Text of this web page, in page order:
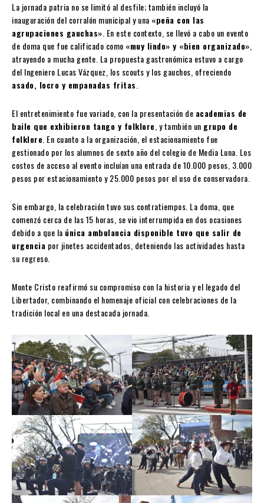
La jornada patria no se limitó al desfile; también incluyó la
inauguración del corralón municipal y una «peña con las
agrupaciones gauchas». En este contexto, se llevó a cabo un evento
de doma que fue calificado como «muy lindo» y «bien organizado»,
atrayendo a mucha gente. La propuesta gastronómica estuvo a cargo
del Ingeniero Lucas Vázquez, los scouts y los gauchos, ofreciendo
asado, locro y empanadas fritas.
El entretenimiento fue variado, con la presentación de academias de
baile que exhibieron tango y folklore, y también un grupo de
folklore. En cuanto a la organización, el estacionamiento fue
gestionado por los alumnos de sexto año del colegio de Media Luna. Los
costos de acceso al evento incluían una entrada de 10.000 pesos, 3.000
pesos por estacionamiento y 25.000 pesos por el uso de conservadora.
Sin embargo, la celebración tuvo sus contratiempos. La doma, que
comenzó cerca de las 15 horas, se vio interrumpida en dos ocasiones
debido a que la única ambulancia disponible tuvo que salir de
urgencia por jinetes accidentados, deteniendo las actividades hasta
su regreso.
Monte Cristo reafirmó su compromiso con la historia y el legado del
Libertador, combinando el homenaje oficial con celebraciones de la
tradición local en una destacada jornada.